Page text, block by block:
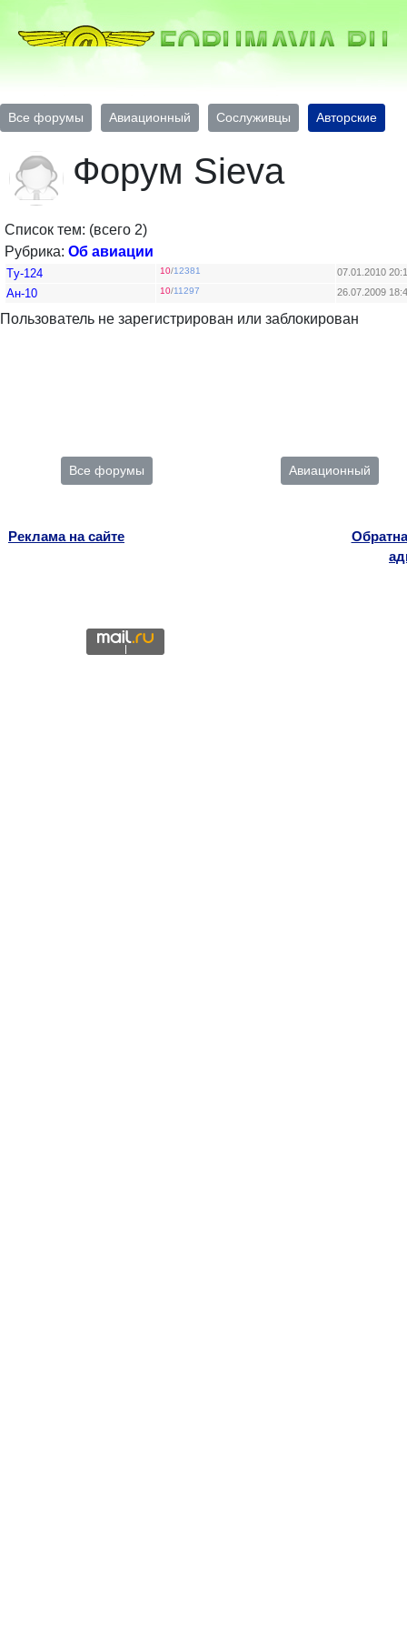
Все форумы Авиационный Сослуживцы Авторские
Форум Sieva
Список тем: (всего 2)
Рубрика: Об авиации
Tу-124 10/12381 07.01.2010
Ан-10 10/11297 26.07.2009
Пользователь не зарегистрирован или заблокирован
Все форумы Авиационный
Реклама на сайте